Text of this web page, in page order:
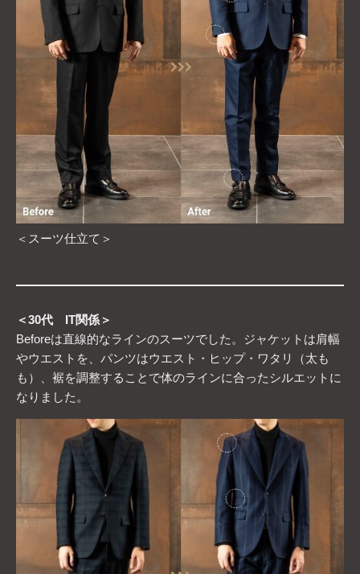
＜スーツ仕立て＞
＜30代 IT関係＞
Beforeは直線的なラインのスーツでした。ジャケットは肩幅
やウエストを、パンツはウエスト・ヒップ・ワタリ（太も
も）、裾を調整することで体のラインに合ったシルエットに
なりました。